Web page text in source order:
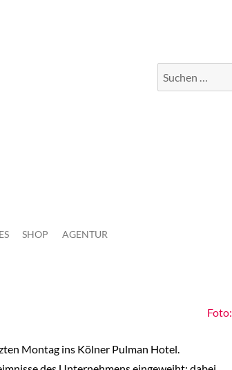
Suche
nach:
SHOP AGENTUR
Foto:
Montag ins Kölner Pulman Hotel.